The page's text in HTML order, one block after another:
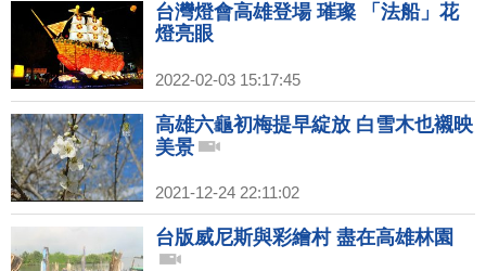
台灣燈會高雄登場 璀璨 「法船」花
燈亮眼
2022-02-03 15:17:45
高雄六龜初梅提早綻放 白雪木也襯映
美景
2021-12-24 22:11:02
台版威尼斯與彩繪村 盡在高雄林園